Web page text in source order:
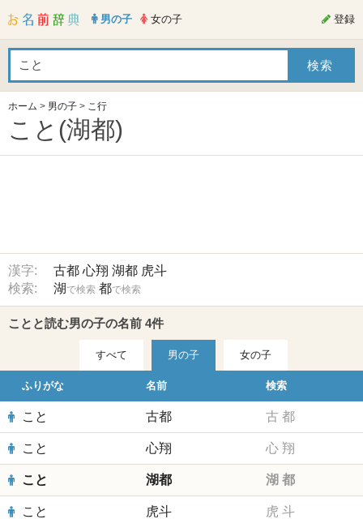
男の子 女の子 登録
ホーム > 男の子 > こ行
こと(湖都)
漢字: 古都 心翔 湖都 虎斗
検索:
湖 で検索 都で検索
ことと読む男の子の名前 4件
すべて 男の子 女の子
ふりがな 名前 検索
こと 古都 古 都
こと 心翔 心 翔
こと 湖都 湖 都
こと 虎斗 虎 斗